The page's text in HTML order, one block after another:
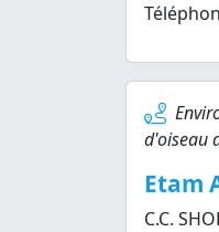
d'oiseau
Etam
C.C.